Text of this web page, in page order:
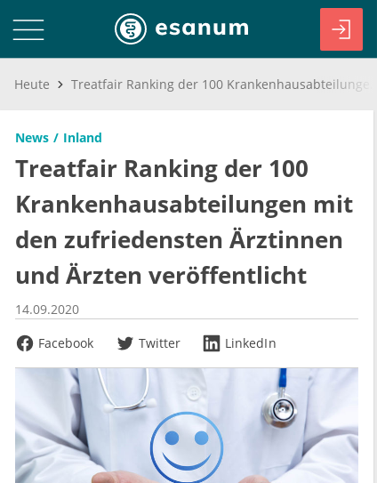
Heute
News Inland
Treatfair Ranking der 100
Krankenhausabteilungen mit
den zufriedensten Ärztinnen
und Ärzten veröffentlicht
14.09.2020
Facebook
Twitter LinkedIn